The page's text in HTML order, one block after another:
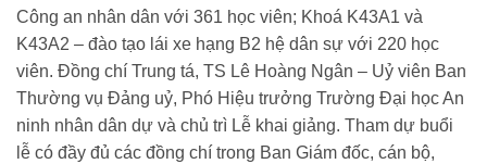
Công an nhân dân với 361 học viên; Khoá K43A1 và
K43A2 – đào tạo lái xe hạng B2 hệ dân sự với 220 học
viên. Đồng chí Trung tá, TS Lê Hoàng Ngân – Uỷ viên Ban
Thường vụ Đảng uỷ, Phó Hiệu trưởng Trường Đại học An
ninh nhân dân dự và chủ trì Lễ khai giảng. Tham dự buổi
lễ có đầy đủ các đồng chí trong Ban Giám đốc, cán bộ,